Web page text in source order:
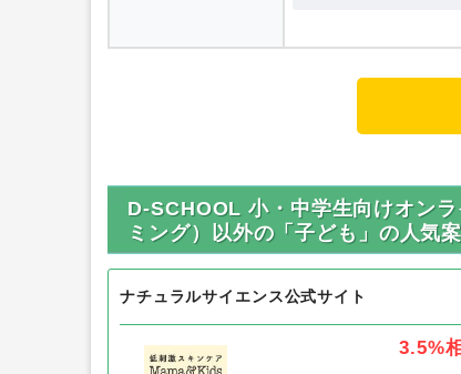
D-SCHOOL 小・中学生向けオン
ミング）以外の「子ども」の人気
ナチュラルサイエンス公式サイト
3.5%